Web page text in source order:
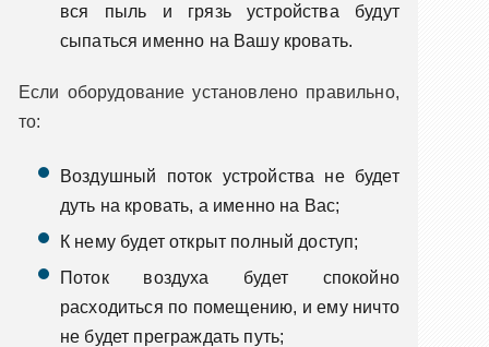
вся пыль и грязь устройства будут
сыпаться именно на Вашу кровать.
Если оборудование установлено правильно,
то:
Воздушный поток устройства не будет
дуть на кровать, а именно на Вас;
К нему будет открыт полный доступ;
Поток воздуха будет спокойно
расходиться по помещению, и ему ничто
не будет преграждать путь;